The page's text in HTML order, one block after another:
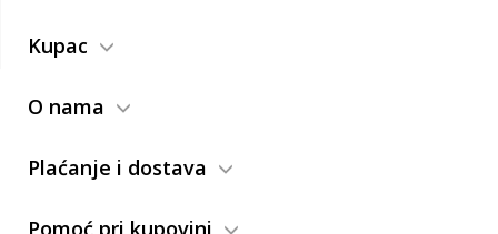
Kupac
O nama
Plaćanje i dostava
Pomoć pri kupovini